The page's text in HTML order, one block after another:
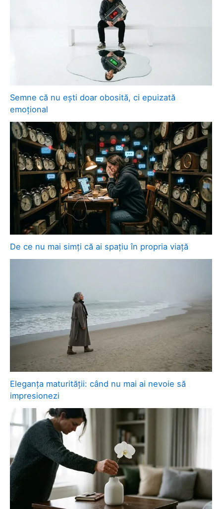
Semne că nu ești doar obosită, ci epuizată
emoțional
De ce nu mai simți că ai spațiu în propria viață
Eleganța maturității: când nu mai ai nevoie să
impresionezi